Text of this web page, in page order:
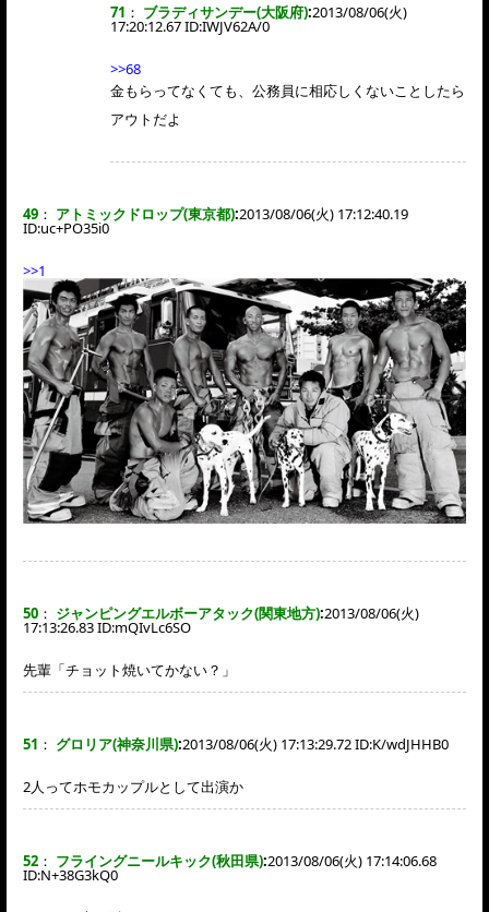
71 ： ブラディサンデー(大阪府):2013/08/06(火)
17:20:12.67 ID:IWJV62A/0
>>68
金もらってなくても、公務員に相応しくないことしたら
アウトだよ
49 ： アトミックドロップ(東京都):2013/08/06(火) 17:12:40.19
ID:uc+PO35i0
>>1
50 ： ジャンピングエルボーアタック(関東地方):2013/08/06(火)
17:13:26.83 ID:mQIvLc6SO
先輩「チョット焼いてかない？」
51 ： グロリア(神奈川県):2013/08/06(火) 17:13:29.72 ID:K/wdJHHB0
2人ってホモカップルとして出演か
52 ： フライングニールキック(秋田県):2013/08/06(火) 17:14:06.68
ID:N+38G3kQ0